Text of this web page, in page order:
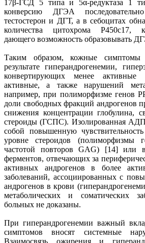
17β-ГСД 5 типа и 5α-редуктаза 1
конверсию ДГЭА
тестостерон и ДГТ, а в себоцитах
количества цитохрома Р450с17,
дающего возможность образовывать
Таким образом, кожные симптомы
результате гиперандрогенемии,
конвертирующих менее
активные, а также нарушений
например, при полиморфизме генов
доли свободных фракций андрогенов
снижения концентрации глобулина,
стероиды (ГСПС). Изолированная АДП
собой повышенную
уровне стероидов (полиморфизмы
частотой повторов GAG) [14] или
ферментов, отвечающих за
активных андрогенов в более
заболеваний, ассоциированных с
андрогенов в крови
метаболических и соматических
больных не доказаны.
При гиперандрогенемии важный
симптомов вносят системные
Взаимосвязь ожирения и